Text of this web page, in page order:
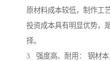
原材料成本较低，制作工
投资成本具有明显优势，
择。
3. 强度高、耐用： 钢材